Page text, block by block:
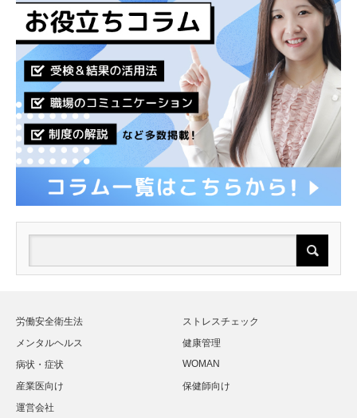
労働安全衛生法
ストレスチェック
メンタルヘルス
健康管理
病状・症状
WOMAN
産業医向け
保健師向け
運営会社